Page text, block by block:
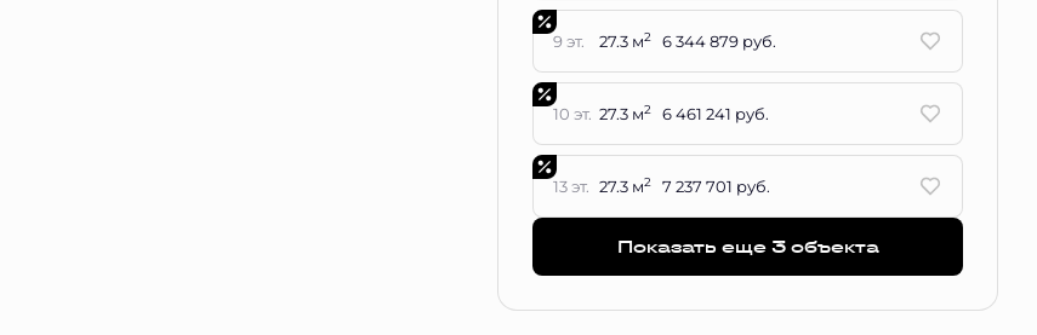
9 эт. 27.3 м2 6 344 879 руб.
10 эт. 27.3 м2 6 461 241 руб.
13 эт. 27.3 м2 7 237 701 руб.
Показать еще 3 объектa